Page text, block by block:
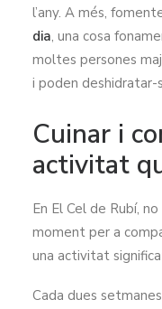
l’any. A més,
dia, una cosa
moltes persones
i poden
Cuinar i
activitat
En El Cel de Rubí,
moment per a
una activitat
Cada dues